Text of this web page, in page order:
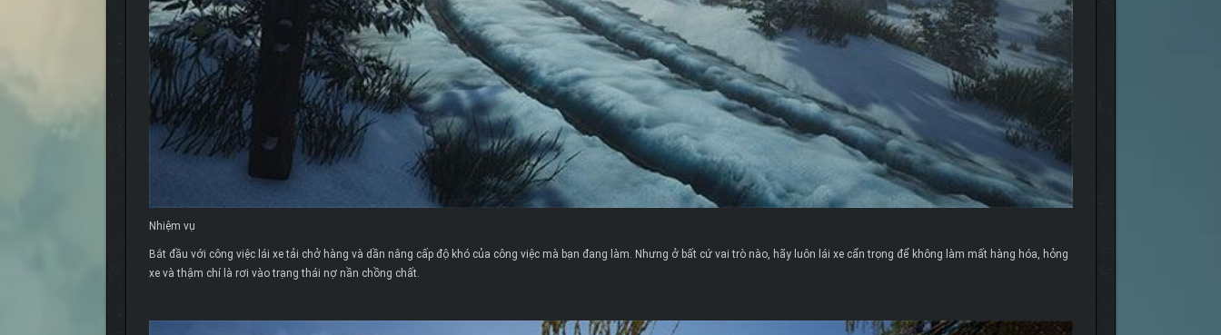
Nhiệm vụ
Bắt đầu với công việc lái xe tải chở hàng và dần nâng cấp độ khó của công việc mà bạn đang làm. Nhưng ở bất cứ vai trò nào, hãy luôn lái xe cẩn trọng để không làm mất hàng hóa, hỏng
xe và thậm chí là rơi vào trạng thái nợ nần chồng chất.